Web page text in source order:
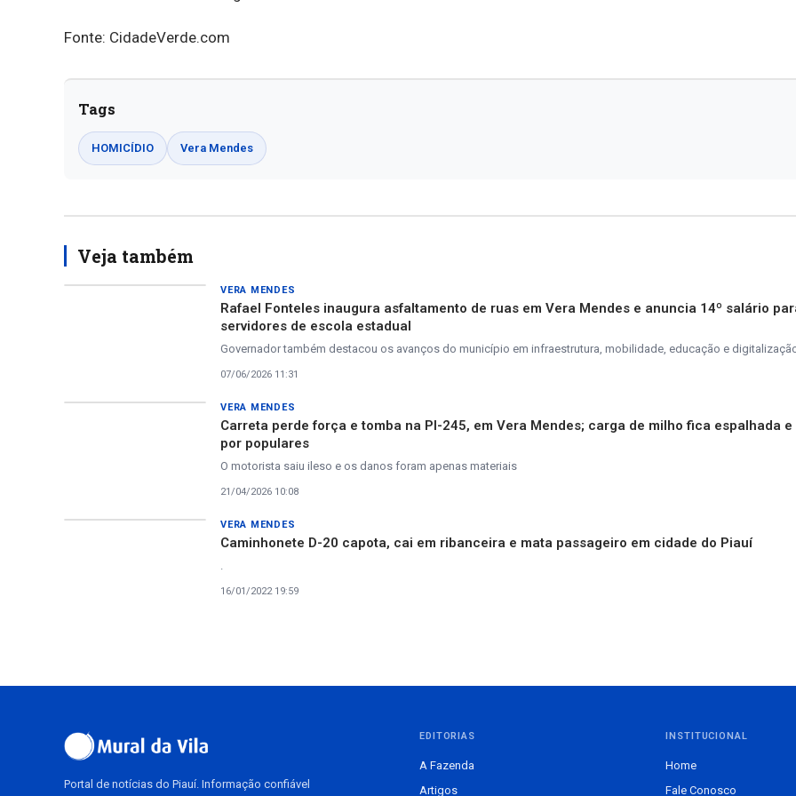
Fonte: CidadeVerde.com
Tags
HOMICÍDIO Vera Mendes
Veja também
VERA MENDES
Rafael Fonteles inaugura asfaltamento de ruas em Vera Mendes e anuncia 14º salário
servidores de escola estadual
Governador também destacou os avanços do município em infraestrutura, mobilidade, educação e
07/06/2026 11:31
VERA MENDES
Carreta perde força e tomba na PI-245, em Vera Mendes; carga de milho fica espalhada e
por populares
O motorista saiu ileso e os danos foram apenas materiais
21/04/2026 10:08
VERA MENDES
Caminhonete D-20 capota, cai em ribanceira e mata passageiro em cidade do Piauí
.
16/01/2022 19:59
Portal de notícias do Piauí. Informação confiável
EDITORIAS
A Fazenda
Artigos
INSTITUCIONAL
Home
Fale Conosco